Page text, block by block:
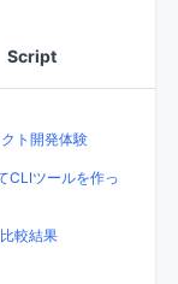
Script
ト開発体験
CLIツールを作っ
較結果